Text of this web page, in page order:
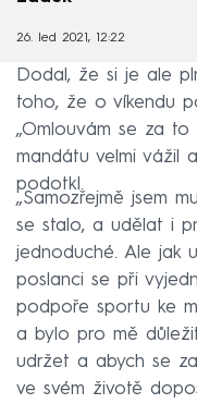
26. led 2021, 12:22
Dodal, že si je ale
toho, že o víkendu
„Omlouvám se za to
mandátu velmi vážil
podotkl.
„Samozřejmě jsem
se stalo, a udělat i
jednoduché. Ale jak
poslanci se při
podpoře sportu ke
a bylo pro mě
udržet a abych se
ve svém životě